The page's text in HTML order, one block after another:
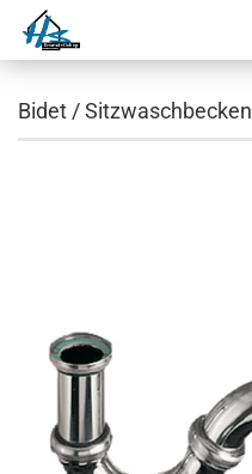
Bidet / Sitzwaschbecken